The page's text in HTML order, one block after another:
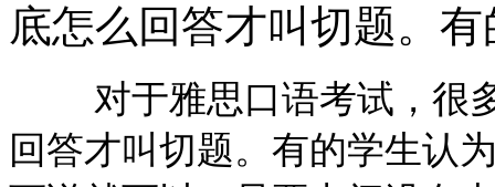
底怎么回答才叫切题。
对于雅思口语考试，很多
回答才叫切题。有的学生认